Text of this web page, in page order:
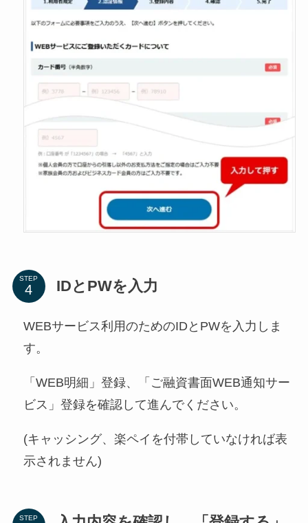
STEP IDとPWを入力
WEBサービス利用のためのIDとPWを入力しま
す。
「WEB明細」登録、「ご融資書面WEB通知サー
ビス」登録を確認して進んでください。
(キャッシング、楽ペイを付帯していなければ表
示されません)
STEP